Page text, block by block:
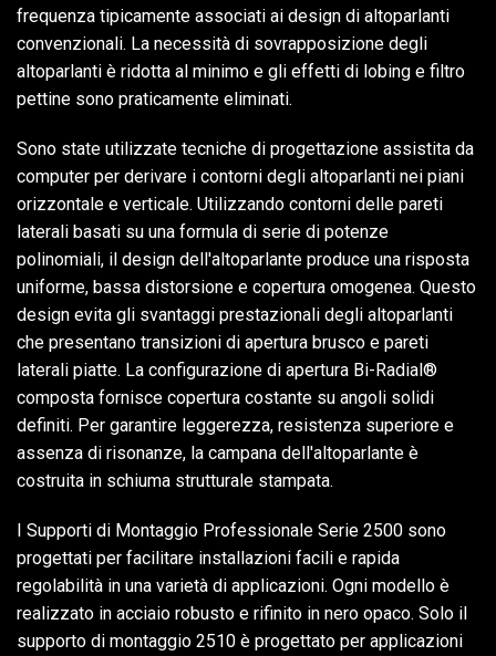
frequenza tipicamente associati ai design di altoparlanti
convenzionali. La necessità di sovrapposizione degli
altoparlanti è ridotta al minimo e gli effetti di lobing e filtro
pettine sono praticamente eliminati.
Sono state utilizzate tecniche di progettazione assistita da
computer per derivare i contorni degli altoparlanti nei piani
orizzontale e verticale. Utilizzando contorni delle pareti
laterali basati su una formula di serie di potenze
polinomiali, il design dell'altoparlante produce una risposta
uniforme, bassa distorsione e copertura omogenea. Questo
design evita gli svantaggi prestazionali degli altoparlanti
che presentano transizioni di apertura brusco e pareti
laterali piatte. La configurazione di apertura Bi-Radial®
composta fornisce copertura costante su angoli solidi
definiti. Per garantire leggerezza, resistenza superiore e
assenza di risonanze, la campana dell'altoparlante è
costruita in schiuma strutturale stampata.
I Supporti di Montaggio Professionale Serie 2500 sono
progettati per facilitare installazioni facili e rapida
regolabilità in una varietà di applicazioni. Ogni modello è
realizzato in acciaio robusto e rifinito in nero opaco. Solo il
supporto di montaggio 2510 è progettato per applicazioni